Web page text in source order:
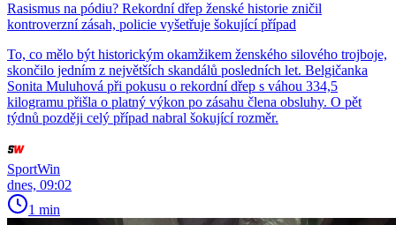
Rasismus na pódiu? Rekordní dřep ženské historie zničil
kontroverzní zásah, policie vyšetřuje šokující případ
To, co mělo být historickým okamžikem ženského silového trojboje,
skončilo jedním z největších skandálů posledních let. Belgičanka
Sonita Muluhová při pokusu o rekordní dřep s váhou 334,5
kilogramu přišla o platný výkon po zásahu člena obsluhy. O pět
týdnů později celý případ nabral šokující rozměr.
SportWin
dnes, 09:02
1 min